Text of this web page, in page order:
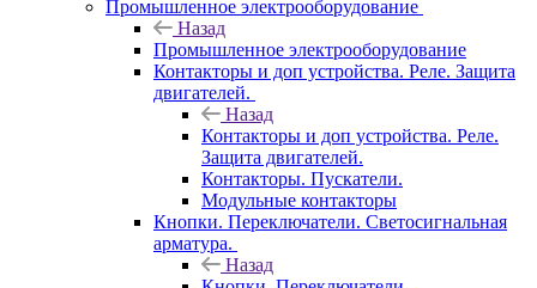
Промышленное электрооборудование
Назад
Промышленное электрооборудование
Контакторы и доп устройства. Реле. Защита
двигателей.
Назад
Контакторы и доп устройства. Реле.
Защита двигателей.
Контакторы. Пускатели.
Модульные контакторы
Кнопки. Переключатели. Светосигнальная
арматура.
Назад